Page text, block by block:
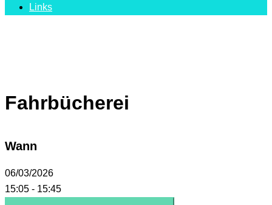
Links
Fahrbücherei
Wann
06/03/2026
15:05 - 15:45